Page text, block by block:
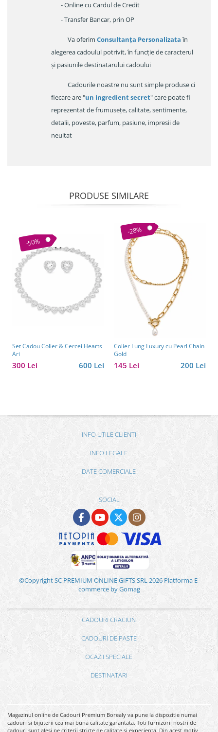
- Online cu Cardul de Credit
- Transfer Bancar, prin OP
Va oferim Consultanța Personalizataîn
alegerea cadoulul potrivit, în funcție de caracterul
și pasiunile destinatarului cadoului
Cadourile noastre nu sunt simple produse ci
fiecare are "un ingredient secret" care poate fi
reprezentat de frumusețe, calitate, sentimente,
detalii, poveste, parfum, pasiune, impresii de
neuitat
PRODUSE SIMILARE
-50%
Set Cadou Colier & Cercei Hearts
Ari
600 Lei
300 Lei
-28%
Colier Lung Luxury cu Pearl Chain
Gold
200 Lei
145 Lei
INFO UTILE CLIENTI
INFO LEGALE
DATE COMERCIALE
SOCIAL
©Copyright SC PREMIUM ONLINE GIFTS SRL 2026 Platforma E-
commerce by Gomag
CADOURI CRACIUN
CADOURI DE PASTE
OCAZII SPECIALE
DESTINATARI
Magazinul online de Cadouri Premium Borealy va pune la dispozitie numai
cadouri si bijuterii cea mai buna calitate garantata. Toti furnizorii nostri de
cadouri sunt alesi pe criterii stricte de calitate si experienta. Din acest motiv